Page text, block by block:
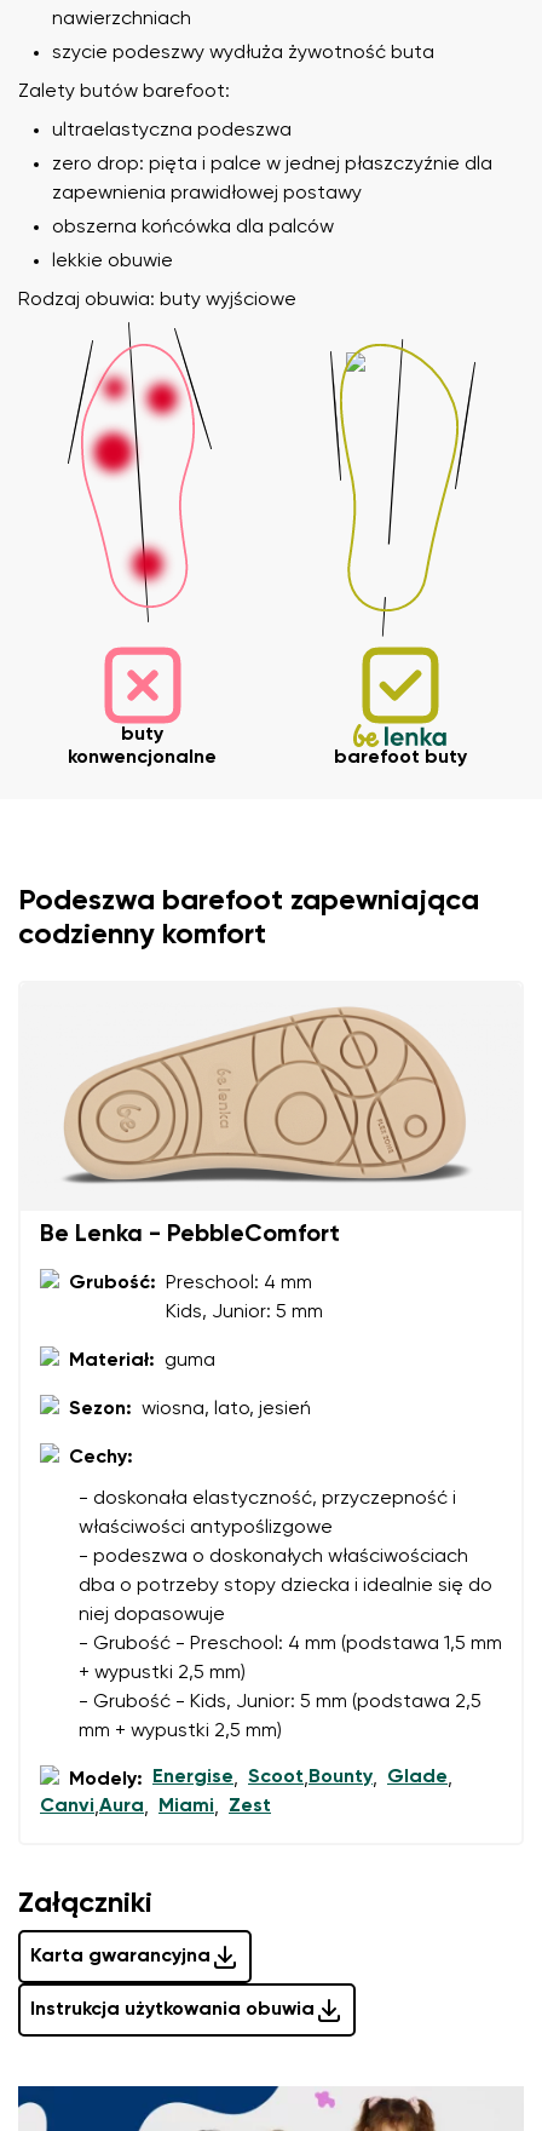
Zmień region
Wybierz kraj dostawy
Wybierz język
Zmień
nawierzchniach
szycie podeszwy wydłuża żywotność buta
Zalety butów barefoot:
ultraelastyczna podeszwa
zero drop: pięta i palce w jednej płaszczyźnie dla
zapewnienia prawidłowej postawy
obszerna końcówka dla palców
lekkie obuwie
Rodzaj obuwia: buty wyjściowe
buty
konwencjonalne
barefoot buty
Podeszwa barefoot zapewniająca
codzienny komfort
Be Lenka - PebbleComfort
Grubość:
Preschool: 4 mm
Kids, Junior: 5 mm
Materiał: guma
Sezon: wiosna, lato, jesień
Cechy:
- doskonała elastyczność, przyczepność i
właściwości antypoślizgowe
- podeszwa o doskonałych właściwościach
dba o potrzeby stopy dziecka i idealnie się do
niej dopasowuje
- Grubość - Preschool: 4 mm (podstawa 1,5 mm
+ wypustki 2,5 mm)
- Grubość - Kids, Junior: 5 mm (podstawa 2,5
mm + wypustki 2,5 mm)
Modely: Energise, Scoot, Bounty, Glade,
Canvi,Aura, Miami, Zest
Załączniki
Karta gwarancyjna
Instrukcja użytkowania obuwia
Imię i nazwisko
Twój adres e-mail
Pytanie
Wyrażam zgodę na przetwarzanie moich danych
Numer zamówienia
Ocena opisowa
Ocena
Dodaj ocenę